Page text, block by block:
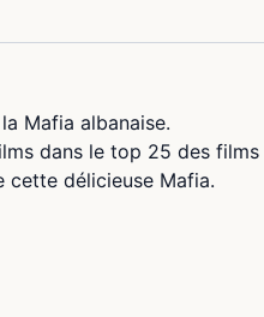
Mafia albanaise.
dans le top 25 des
cette délicieuse Mafia.